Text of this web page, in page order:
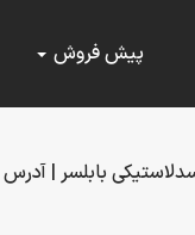
پیش فروش
بابلسر |